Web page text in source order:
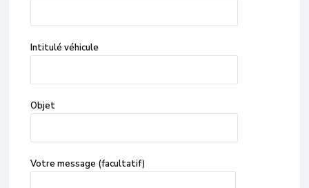
Intitulé véhicule
Objet
Votre message (facultatif)